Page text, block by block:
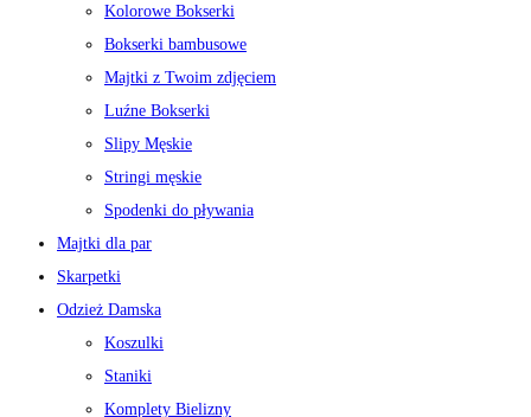
Kolorowe Bokserki
Bokserki bambusowe
Majtki z Twoim zdjęciem
Luźne Bokserki
Slipy Męskie
Stringi męskie
Spodenki do pływania
Majtki dla par
Skarpetki
Odzież Damska
Koszulki
Staniki
Komplety Bielizny